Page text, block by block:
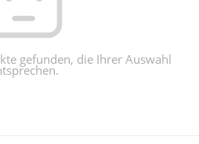
gefunden, die Ihrer Auswahl